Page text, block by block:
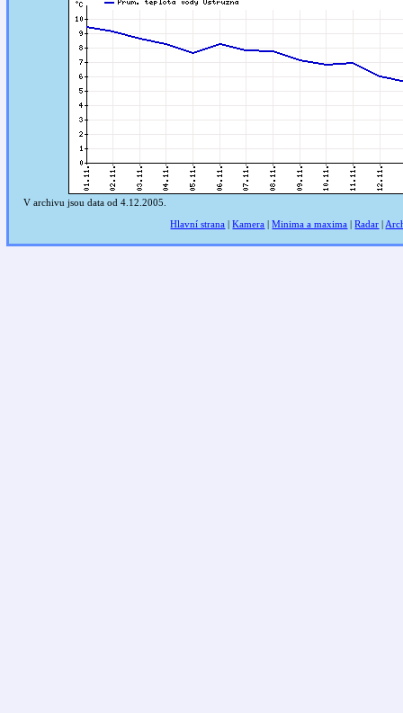
V archivu jsou data od 4.12.2005.
Hlavní strana |Kamera |Minima a maxima |Radar |